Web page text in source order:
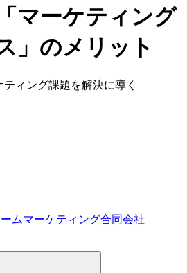
マーケティング
」のメリット
ィング課題を解決に導く
ムマーケティング合同会社